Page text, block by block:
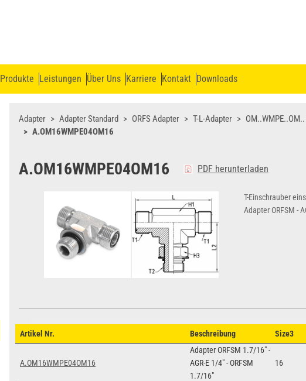
Produkte Leistungen Über Uns Karriere Kontakt Downloads
Adapter Adapter Standard ORFS Adapter T-L-Adapter
OM..WMPE..OM..
A.OM16WMPE04OM16
A.OM16WMPE04OM16 PDF herunterladen
T-Einschrauber
Adapter ORFSM -
Artikel Nr. Beschreibung Size3
A.OM16WMPE04OM16
Adapter ORFSM 1.7/16" -
AGR-E 1/4" - ORFSM
1.7/16"
16